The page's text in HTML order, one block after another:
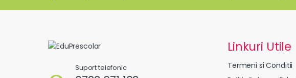
Suport telefonic
Linkuri Utile
Termeni si Conditii